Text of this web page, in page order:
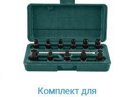
Комплект для